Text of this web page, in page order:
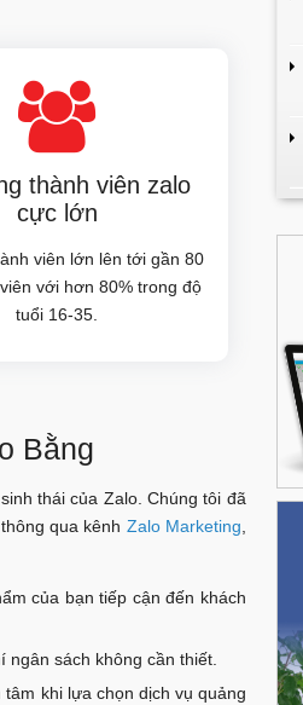
thành viên zalo
cực lớn
viên lớn lên tới gần 80
với hơn 80% trong độ
tuổi 16-35.
Bằng
thái của Zalo. Chúng tôi đã
qua kênh Zalo Marketing,
của bạn tiếp cận đến khách
ngân sách không cần thiết.
khi lựa chọn dịch vụ quảng